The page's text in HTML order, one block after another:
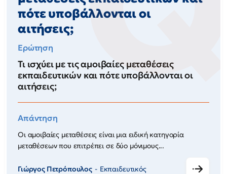
πότε υποβάλλονται οι
αιτήσεις;
Ερώτηση
Τι ισχύει με τις αμοιβαίες μεταθέσεις
εκπαιδευτικών και πότε υποβάλλονται οι
αιτήσεις;
Απάντηση
Οι αμοιβαίες μεταθέσεις είναι μια ειδική κατηγορία
μεταθέσεων που επιτρέπει σε δύο μόνιμους...
Γιώργος Πετρόπουλος Εκπαιδευτικός